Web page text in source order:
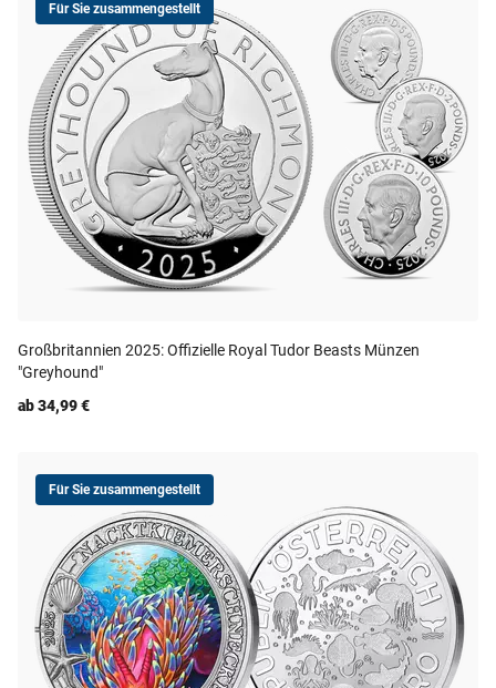
Für Sie zusammengestellt
Großbritannien 2025: Offizielle Royal Tudor Beasts Münzen
"Greyhound"
ab 34,99 €
Für Sie zusammengestellt